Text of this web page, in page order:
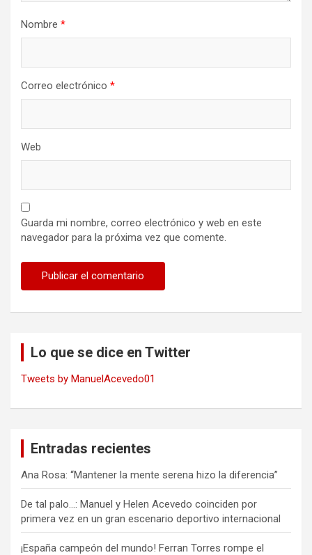
Nombre *
Correo electrónico *
Web
Guarda mi nombre, correo electrónico y web en este
navegador para la próxima vez que comente.
Lo que se dice en Twitter
Tweets by ManuelAcevedo01
Entradas recientes
Ana Rosa: “Mantener la mente serena hizo la diferencia”
De tal palo…: Manuel y Helen Acevedo coinciden por
primera vez en un gran escenario deportivo internacional
¡España campeón del mundo! Ferran Torres rompe el